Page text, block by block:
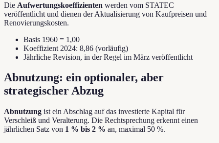
Die Aufwertungskoeffizienten werden vom STATEC
veröffentlicht und dienen der Aktualisierung von Kaufpreisen und
Renovierungskosten.
Basis 1960 = 1,00
Koeffizient 2024: 8,86 (vorläufig)
Jährliche Revision, in der Regel im März veröffentlicht
Abnutzung: ein optionaler, aber
strategischer Abzug
Abnutzung ist ein Abschlag auf das investierte Kapital für
Verschleiß und Veralterung. Die Rechtsprechung erkennt einen
jährlichen Satz von 1 % bis 2 % an, maximal 50 %.